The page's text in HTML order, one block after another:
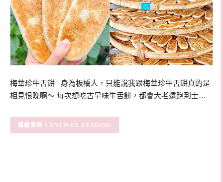
梅華珍牛舌餅 身為板橋人，只能說我跟梅華珍牛舌餅真的是
相見恨晚啊～ 每次想吃古早味牛舌餅，都會大老遠跑到士…
CONTINUE READING